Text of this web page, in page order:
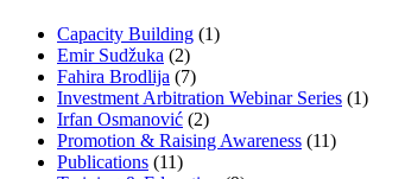
Capacity Building (1)
Emir Sudžuka​ (2)
Fahira Brodlija (7)
Investment Arbitration Webinar Series (1)
Irfan Osmanović​ (2)
Promotion & Raising Awareness (11)
Publications (11)